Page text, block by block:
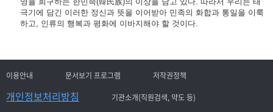
극기에 담긴 이러한 정신과 뜻을 이어받아 민족의 화합과 통일을 이룩
하고, 인류의 행복과 평화에 이바지해야 할 것이다.
이용안내 문서보기 프로그램 저작권정책
개인정보처리방침
기관소개(직원검색, 약도 등)